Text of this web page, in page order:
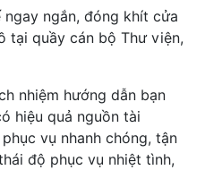
ngắn, đóng khít cửa
tại quầy cán bộ Thư viện,
nhiệm hướng dẫn bạn
hiệu quả nguồn tài
vụ nhanh chóng, tận
độ phục vụ nhiệt tình,